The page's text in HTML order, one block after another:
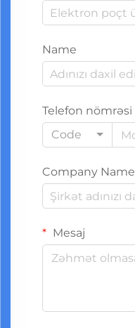
Name
Telefon nömrəsi
Code
Company Name
Mesaj